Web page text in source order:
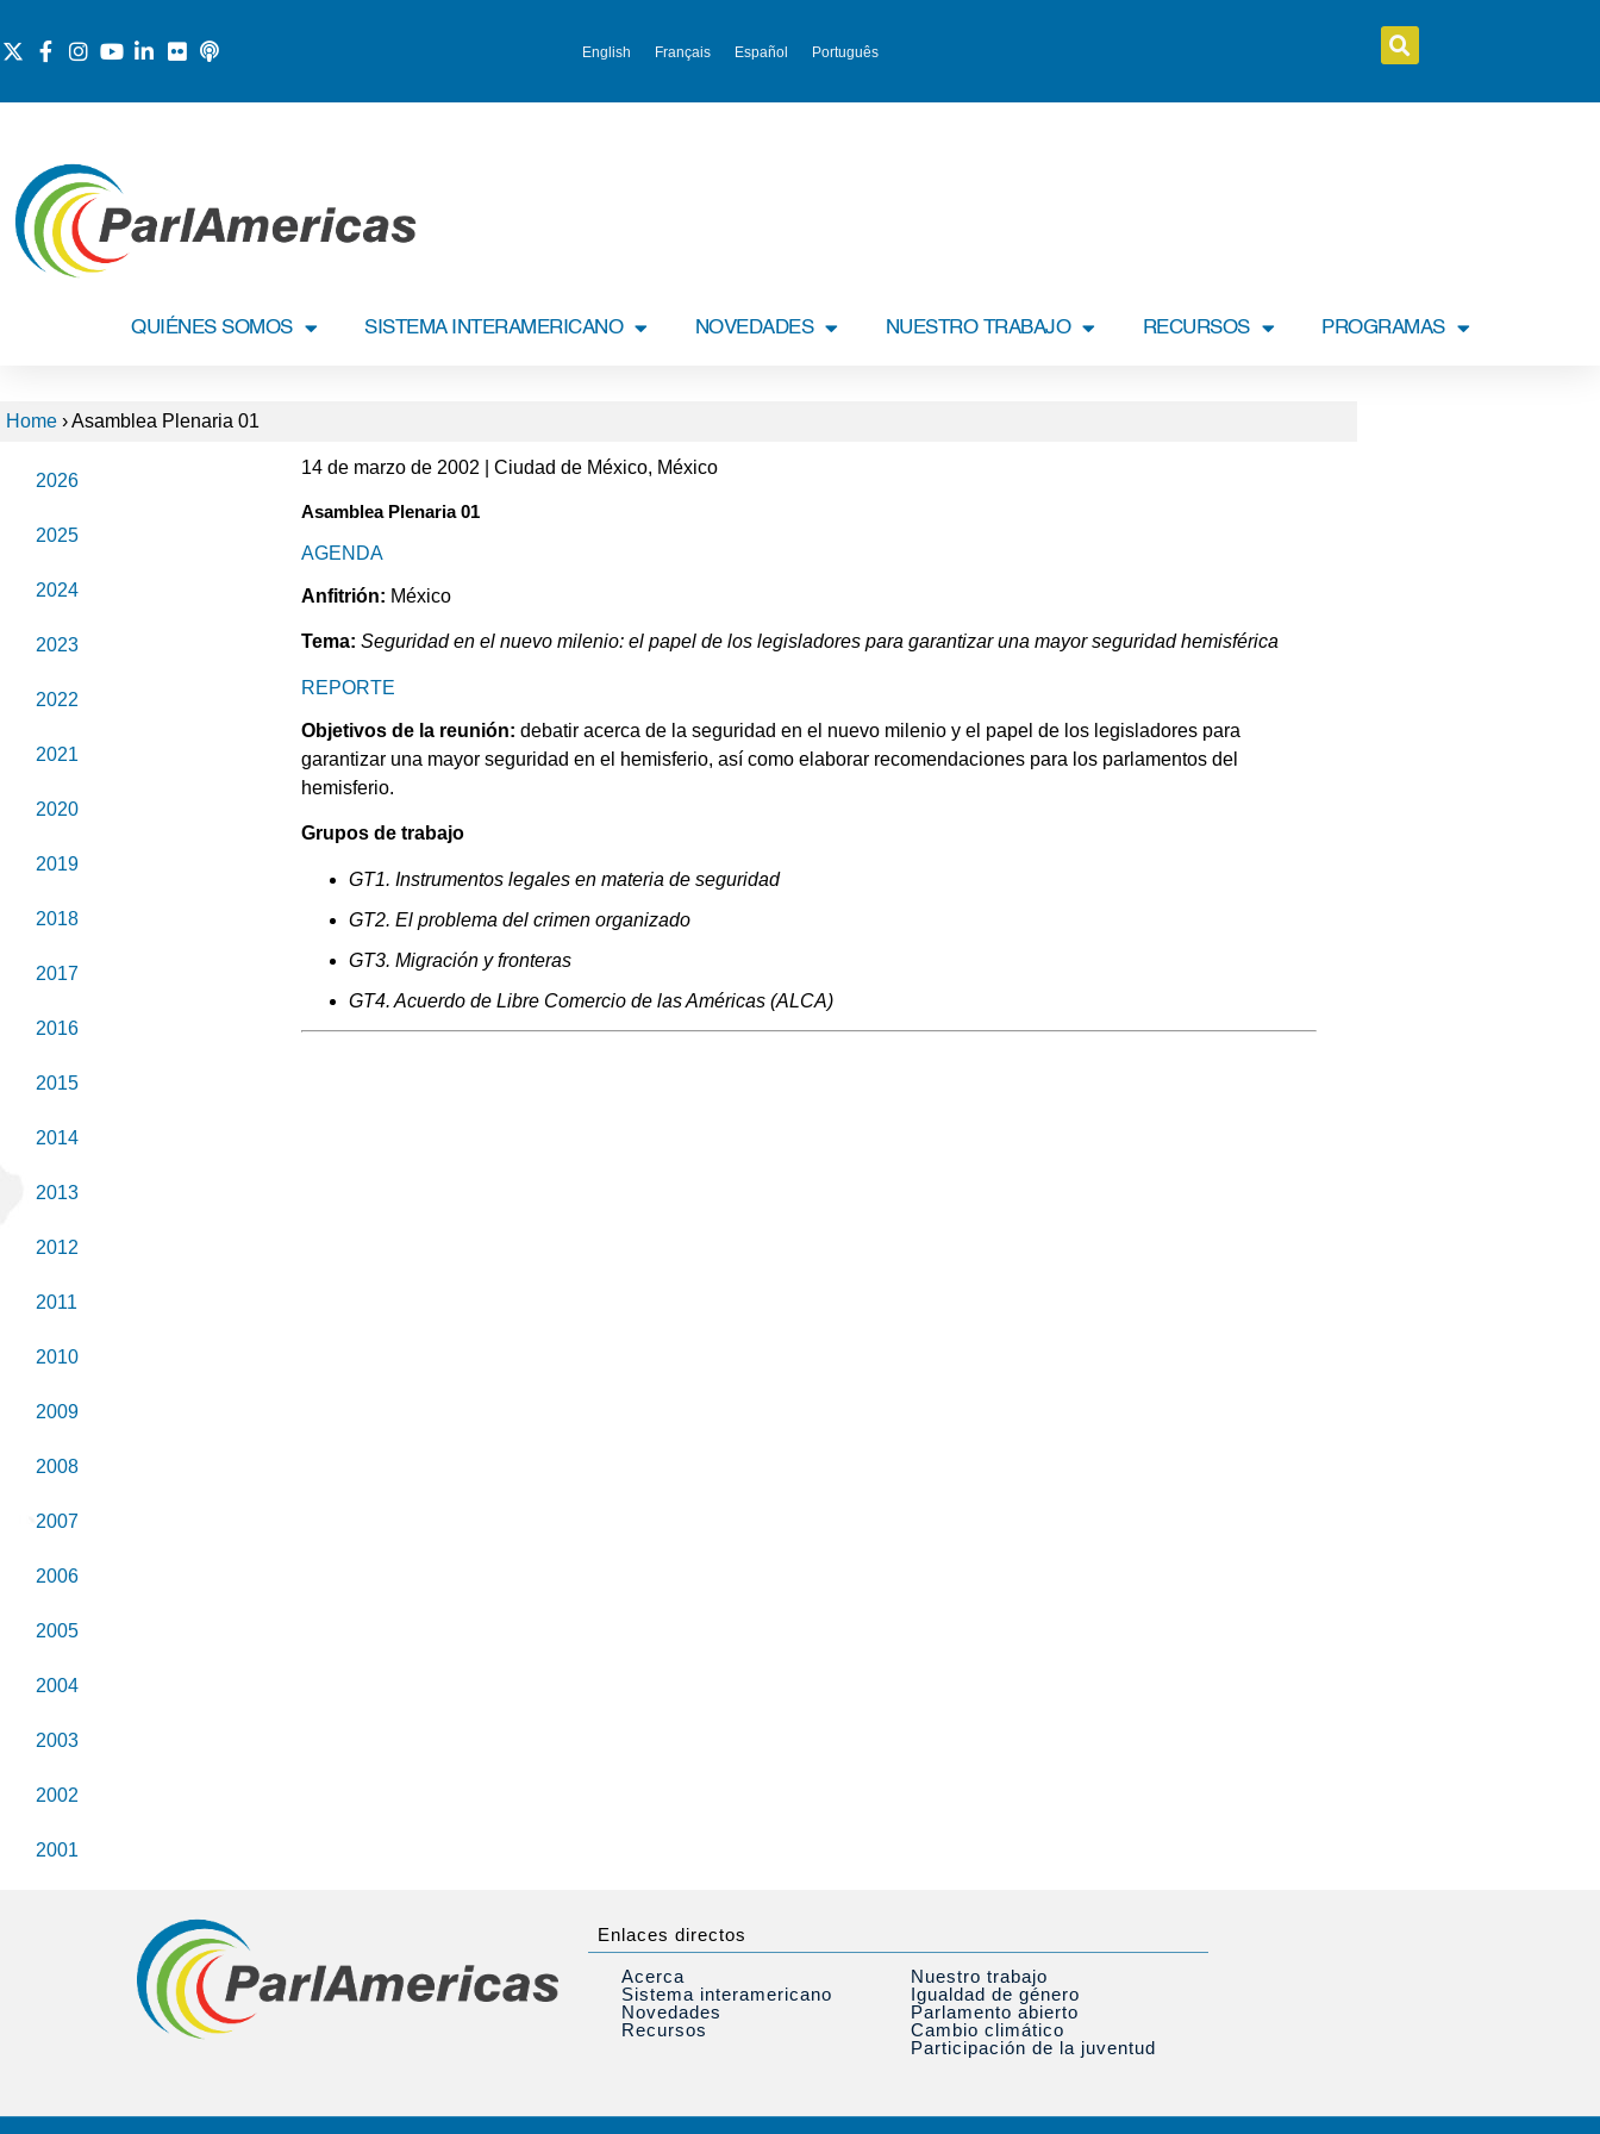
English Français Español Português
QUIÉNES SOMOS SISTEMA INTERAMERICANO NOVEDADES NUESTRO TRABAJO RECURSOS PROGRAMAS
Home ›Asamblea Plenaria 01
2026
2025
2024
2023
2022
2021
2020
2019
2018
2017
2016
2015
2014
2013
2012
2011
2010
2009
2008
2007
2006
2005
2004
2003
2002
2001
14 de marzo de 2002 | Ciudad de México, México
Asamblea Plenaria 01
AGENDA
Anfitrión: México
Tema:Seguridad en el nuevo milenio: el papel de los legisladores para garantizar una mayor seguridad hemisférica
REPORTE
Objetivos de la reunión: debatir acerca de la seguridad en el nuevo milenio y el papel de los legisladores para
garantizar una mayor seguridad en el hemisferio, así como elaborar recomendaciones para los parlamentos del
hemisferio.
Grupos de trabajo
GT1. Instrumentos legales en materia de seguridad
GT2. El problema del crimen organizado
GT3. Migración y fronteras
GT4. Acuerdo de Libre Comercio de las Américas (ALCA)
Enlaces directos
Acerca
Sistema interamericano
Novedades
Recursos
Nuestro trabajo
Igualdad de género
Parlamento abierto
Cambio climático
Participación de la juventud